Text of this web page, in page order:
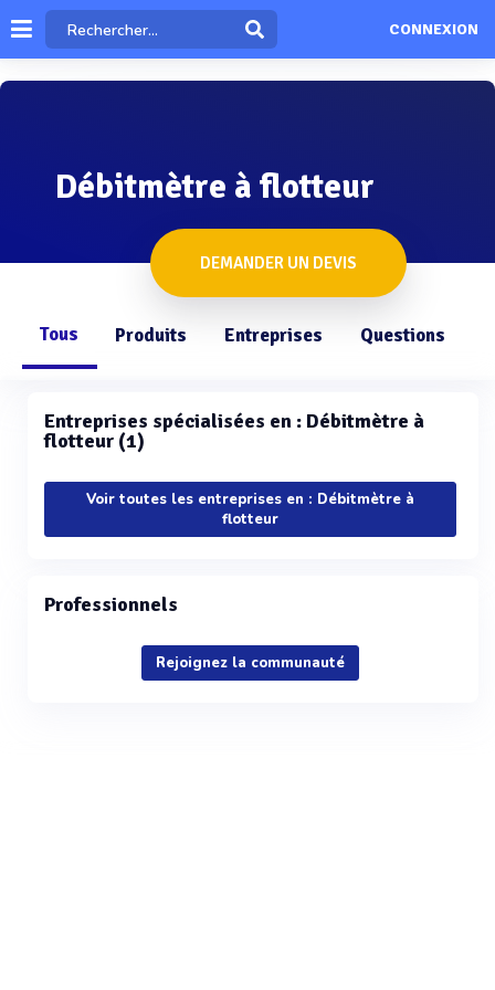
CONNEXION
Débitmètre à flotteur
DEMANDER UN DEVIS
Tous Produits Entreprises Questions
Entreprises spécialisées en : Débitmètre à
flotteur (1)
Voir toutes les entreprises en : Débitmètre à
flotteur
Professionnels
Rejoignez la communauté